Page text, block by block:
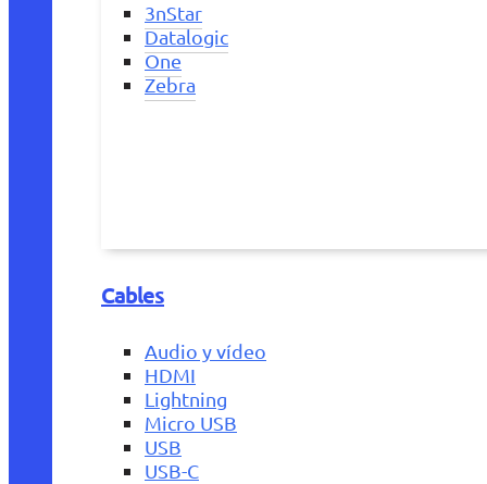
3nStar
Datalogic
One
Zebra
Cables
Audio y vídeo
HDMI
Lightning
Micro USB
USB
USB-C